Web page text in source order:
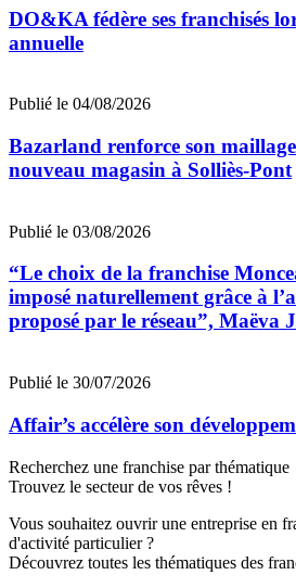
DO&KA fédère ses franchisés
annuelle
Publié le 04/08/2026
Bazarland renforce son
nouveau magasin à Solliès-Pont
Publié le 03/08/2026
“Le choix de la franchise
imposé naturellement grâce à
proposé par le réseau”, Maëva
Publié le 30/07/2026
Affair’s accélère son
Recherchez une franchise par thématique
Trouvez le secteur de vos rêves !
Vous souhaitez ouvrir une entreprise en
d'activité particulier ?
Découvrez toutes les thématiques des